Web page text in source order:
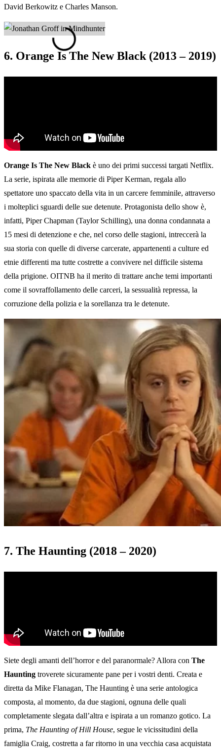
David Berkowitz e Charles Manson.
6. Orange Is The New Black (2013 – 2019)
Orange Is The New Black è uno dei primi successi targati Netflix.
La serie, ispirata alle memorie di Piper Kerman, regala allo
spettatore uno spaccato della vita in un carcere femminile, attraverso
i molteplici sguardi delle sue detenute. Protagonista dello show è,
infatti, Piper Chapman (Taylor Schilling), una donna condannata a
15 mesi di detenzione e che, nel corso delle stagioni, intreccerà la
sua storia con quelle di diverse carcerate, appartenenti a culture ed
etnie differenti ma tutte costrette a convivere nel difficile sistema
della prigione. OITNB ha il merito di trattare anche temi importanti
come il sovraffollamento delle carceri, la sessualità repressa, la
corruzione della polizia e la sorellanza tra le detenute.
7. The Haunting (2018 – 2020)
Siete degli amanti dell’horror e del paranormale? Allora con The
Haunting troverete sicuramente pane per i vostri denti. Creata e
diretta da Mike Flanagan, The Haunting è una serie antologica
composta, al momento, da due stagioni, ognuna delle quali
completamente slegata dall’altra e ispirata a un romanzo gotico. La
prima, The Haunting of Hill House, segue le vicissitudini della
famiglia Craig, costretta a far ritorno in una vecchia casa acquistata